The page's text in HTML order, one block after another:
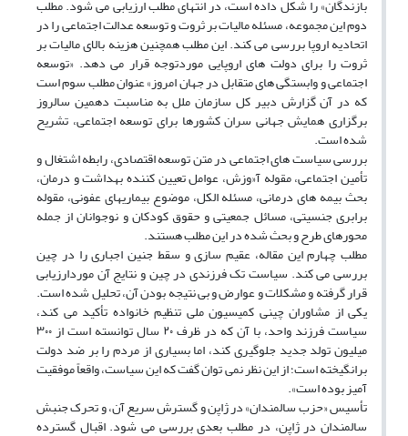
بازندگان» را شکل داده است، در انتهای مطلب ارزیابی می شود. مطلب
دوم این مجموعه، مسئله مالیات بر ثروت و توسعه عدالت اجتماعی را در
اتحادیه اروپا بررسی می کند. این مطلب همچنین هزینه بالای مالیات بر
ثروت را برای دولت های اروپایی موردتوجه قرار می دهد. «توسعه
اجتماعی و وابستگی های متقابل در جهان امروز» عنوان مطلب سوم است
که در آن گزارش دبیر کل سازمان ملل به مناسبت دهمین سالروز
برگزاری همایش جهانی سران کشورها برای توسعه اجتماعی، تشریح
شده است.
بررسی سیاست های اجتماعی در متن توسعه اقتصادی، رابطه اشتغال و
تأمین اجتماعی، مقوله آ«وزش، عوامل تعیین کننده بهداشت و درمان،
بحث بیمه های درمانی، مسئله الکل، موضوع بیماریهای عفونی، مقوله
برابری جنسیتی، مسائل جمعیتی و حقوق کودکان و نوجوانان از جمله
محورهای طرح و بحث شده در این مطلب هستند.
مطلب چهارم این مقاله، عقیم سازی و سقط جنین اجباری را در چین
بررسی می کند. سیاست تک فرزندی در چین و نتایج آن موردارزیابی
قرار گرفته و مشکلات و عوارض و بی نتیجه بودن آن، تحلیل شده است.
یکی از مشاوران چینی کمیسیون ملی تنظیم خانواده تأکید می کند،
سیاست فرزند واحد، با آن که در ظرف ۲۰ سال توانسته است از ۳۰۰
میلیون تولد جدید جلوگیری کند، اما بسیاری از مردم را بر ضد دولت
برانگیخته است؛ از این نظر نمی توان گفت که این سیاست، واقعاً موفقیت
آمیز بوده است».
تأسیس «حزب سالمندان» در ژاپن و گسترش سریع آن، و تحرک جنبش
سالمندان در ژاپن، در مطلب بعدی بررسی می شود. اقبال گسترده